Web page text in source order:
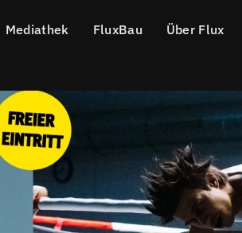
Mediathek FluxBau Über Flux